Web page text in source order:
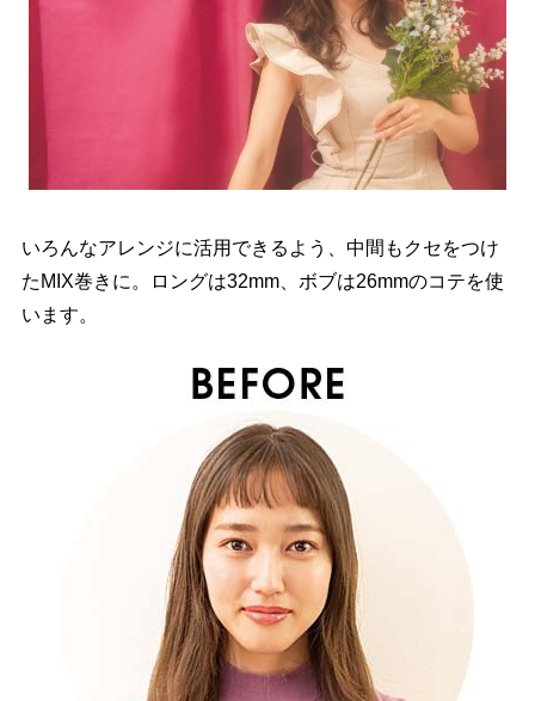
いろんなアレンジに活用できるよう、中間もクセをつけ
たMIX巻きに。ロングは32mm、ボブは26mmのコテを使
います。